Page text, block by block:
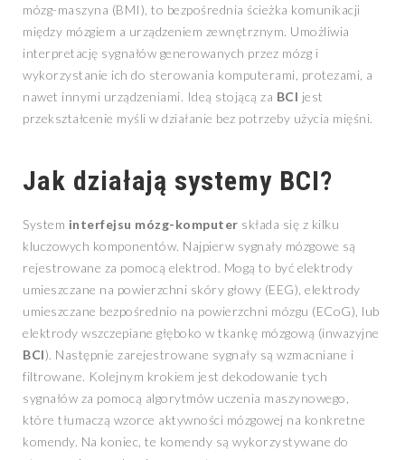
mózg-maszyna (BMI), to bezpośrednia ścieżka komunikacji
między mózgiem a urządzeniem zewnętrznym. Umożliwia
interpretację sygnałów generowanych przez mózg i
wykorzystanie ich do sterowania komputerami, protezami, a
nawet innymi urządzeniami. Ideą stojącą za BCI jest
przekształcenie myśli w działanie bez potrzeby użycia mięśni.
Jak działają systemy BCI?
System interfejsu mózg-komputer składa się z kilku
kluczowych komponentów. Najpierw sygnały mózgowe są
rejestrowane za pomocą elektrod. Mogą to być elektrody
umieszczane na powierzchni skóry głowy (EEG), elektrody
umieszczane bezpośrednio na powierzchni mózgu (ECoG), lub
elektrody wszczepiane głęboko w tkankę mózgową (inwazyjne
BCI). Następnie zarejestrowane sygnały są wzmacniane i
filtrowane. Kolejnym krokiem jest dekodowanie tych
sygnałów za pomocą algorytmów uczenia maszynowego,
które tłumaczą wzorce aktywności mózgowej na konkretne
komendy. Na koniec, te komendy są wykorzystywane do